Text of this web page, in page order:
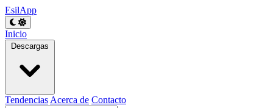
EsilApp
Inicio
Descargas
Tendencias Acerca de Contacto